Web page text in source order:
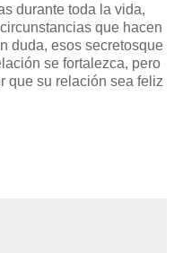
durante toda la vida,
que hacen
duda, esos secretosque
se fortalezca, pero
que su relación sea feliz